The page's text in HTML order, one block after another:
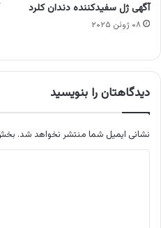
آگهی ژل سفیدکننده دندان کلرد
۰۸ ژوئن ۲۰۲۵
دیدگاهتان را بنویسید
نشانی ایمیل شما منتشر نخواهد شد.